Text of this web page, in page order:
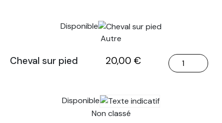
coton
marron
Disponible
Autre
Cheval sur pied 20,00 €
quantité
de
Disponible
Non classé